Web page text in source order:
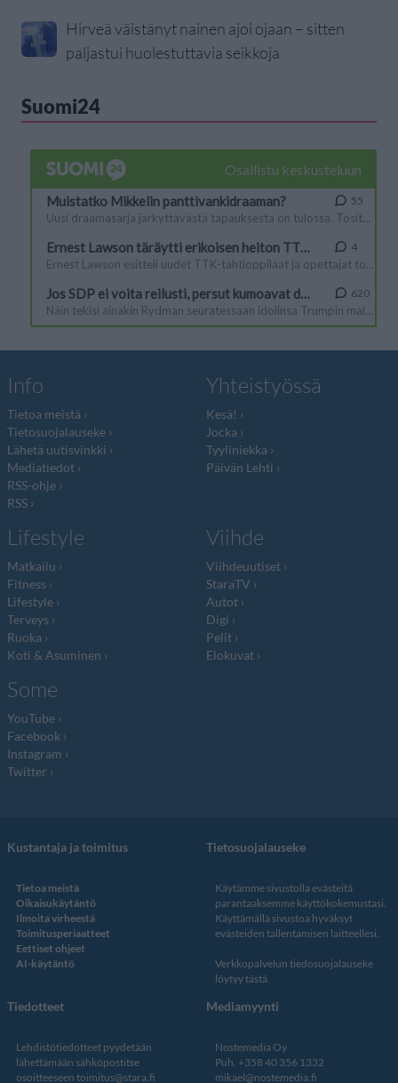
Hirveä väistänyt nainen ajoi ojaan – sitten
paljastui huolestuttavia seikkoja
Suomi24
Info
Tietoa meistä
Tietosuojalauseke
Lähetä uutisvinkki
Mediatiedot
RSS-ohje
RSS
Yhteistyössä
Kesä!
Jocka
Tyyliniekka
Päivän Lehti
Lifestyle
Matkailu
Fitness
Lifestyle
Terveys
Ruoka
Koti & Asuminen
Viihde
Viihdeuutiset
StaraTV
Autot
Digi
Pelit
Elokuvat
Some
YouTube
Facebook
Instagram
Twitter
Kustantaja ja toimitus
Tietoa meistä
Oikaisukäytäntö
Ilmoita virheestä
Toimitusperiaatteet
Eettiset ohjeet
AI-käytäntö
Tietosuojalauseke
Käytämme sivustolla evästeitä
parantaaksemme käyttökokemustasi.
Käyttämällä sivustoa hyväksyt
evästeiden tallentamisen laitteellesi.
Verkkopalvelun tiedosuojalauseke
löytyy tästä
Tiedotteet
Lehdistötiedotteet pyydetään
lähettämään sähköpostitse
osoitteeseen toimitus@stara.fi
Mediamyynti
Nostemedia Oy
Puh. +358 40 356 1332
mikael@nostemedia.fi